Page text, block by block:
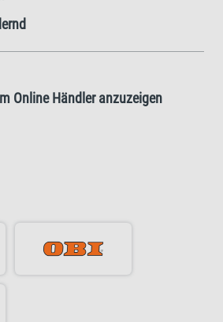
Online Händler anzuzeigen